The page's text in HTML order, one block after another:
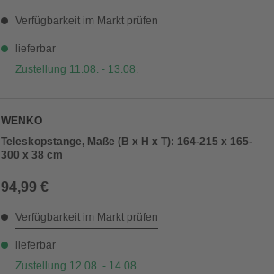
Verfügbarkeit im Markt prüfen
lieferbar
Zustellung 11.08. - 13.08.
WENKO
Teleskopstange, Maße (B x H x T): 164-215 x 165-
300 x 38 cm
94,99 €
Verfügbarkeit im Markt prüfen
lieferbar
Zustellung 12.08. - 14.08.